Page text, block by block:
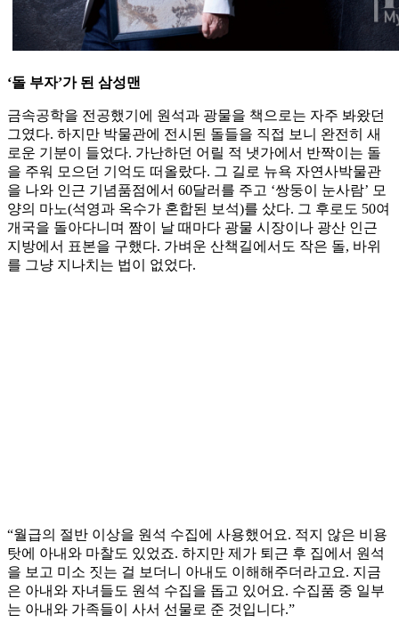
‘돌 부자’가 된 삼성맨
금속공학을 전공했기에 원석과 광물을 책으로는 자주 봐왔던
그였다. 하지만 박물관에 전시된 돌들을 직접 보니 완전히 새
로운 기분이 들었다. 가난하던 어릴 적 냇가에서 반짝이는 돌
을 주워 모으던 기억도 떠올랐다. 그 길로 뉴욕 자연사박물관
을 나와 인근 기념품점에서 60달러를 주고 ‘쌍둥이 눈사람’ 모
양의 마노(석영과 옥수가 혼합된 보석)를 샀다. 그 후로도 50여
개국을 돌아다니며 짬이 날 때마다 광물 시장이나 광산 인근
지방에서 표본을 구했다. 가벼운 산책길에서도 작은 돌, 바위
를 그냥 지나치는 법이 없었다.
“월급의 절반 이상을 원석 수집에 사용했어요. 적지 않은 비용
탓에 아내와 마찰도 있었죠. 하지만 제가 퇴근 후 집에서 원석
을 보고 미소 짓는 걸 보더니 아내도 이해해주더라고요. 지금
은 아내와 자녀들도 원석 수집을 돕고 있어요. 수집품 중 일부
는 아내와 가족들이 사서 선물로 준 것입니다.”